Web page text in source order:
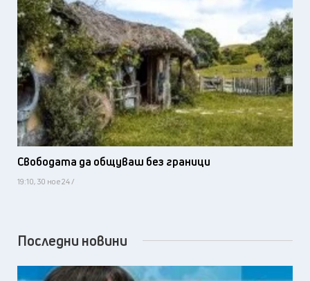
Свободата да общуваш без граници
19:10, 30 ное 24 /
Последни новини